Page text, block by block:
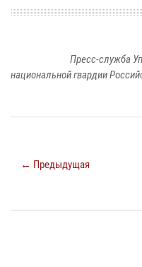
Пресс-служба
национальной гвардии
← Предыдущая